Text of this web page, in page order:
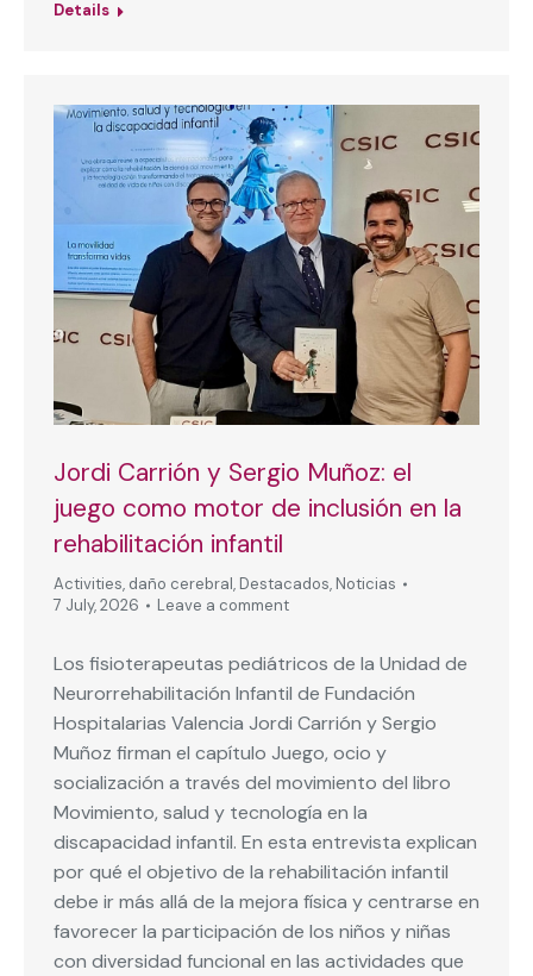
Details
Jordi Carrión y Sergio Muñoz: el
juego como motor de inclusión en la
rehabilitación infantil
Activities, daño cerebral, Destacados, Noticias
7 July, 2026
Leave a comment
Los fisioterapeutas pediátricos de la Unidad de
Neurorrehabilitación Infantil de Fundación
Hospitalarias Valencia Jordi Carrión y Sergio
Muñoz firman el capítulo Juego, ocio y
socialización a través del movimiento del libro
Movimiento, salud y tecnología en la
discapacidad infantil. En esta entrevista explican
por qué el objetivo de la rehabilitación infantil
debe ir más allá de la mejora física y centrarse en
favorecer la participación de los niños y niñas
con diversidad funcional en las actividades que